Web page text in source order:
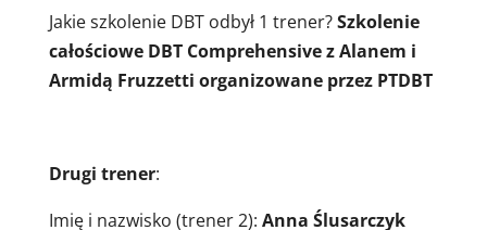
Jakie szkolenie DBT odbył 1 trener?Szkolenie
całościowe DBT Comprehensive z Alanem i
Armidą Fruzzetti organizowane przez PTDBT
Drugi trener:
Imię i nazwisko (trener 2): Anna Ślusarczyk